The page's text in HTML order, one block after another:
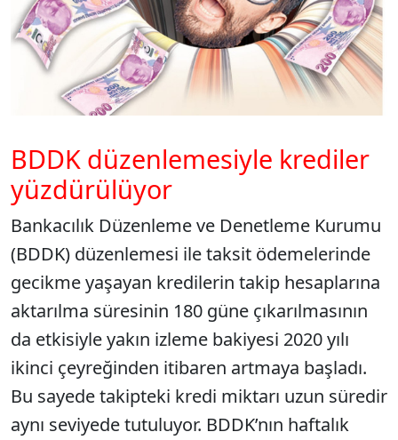
BDDK düzenlemesiyle krediler
yüzdürülüyor
Bankacılık Düzenleme ve Denetleme Kurumu
(BDDK) düzenlemesi ile taksit ödemelerinde
gecikme yaşayan kredilerin takip hesaplarına
aktarılma süresinin 180 güne çıkarılmasının
da etkisiyle yakın izleme bakiyesi 2020 yılı
ikinci çeyreğinden itibaren artmaya başladı.
Bu sayede takipteki kredi miktarı uzun süredir
aynı seviyede tutuluyor. BDDK’nın haftalık